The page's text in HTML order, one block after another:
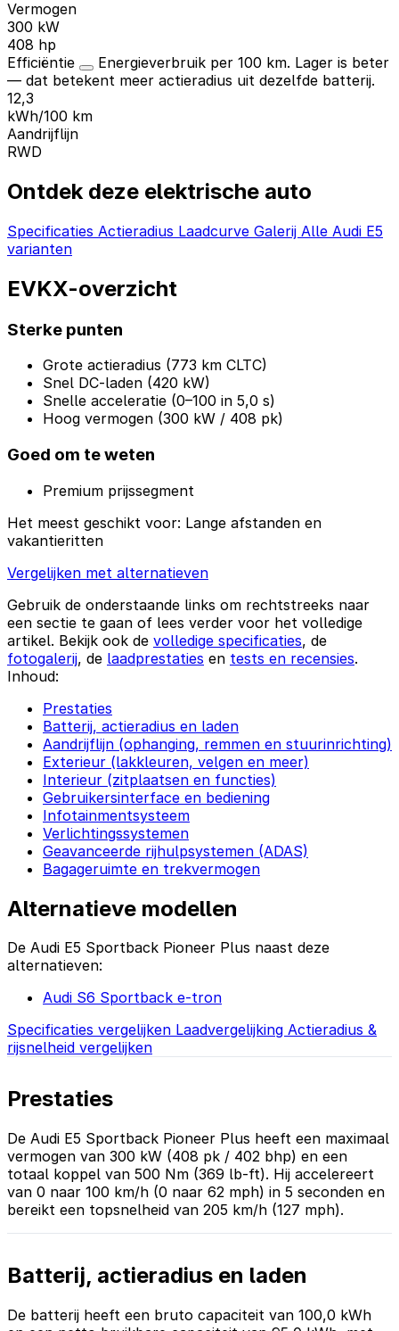
Vermogen
300 kW
408 hp
Efficiëntie
Energieverbruik per 100 km. Lager is beter
— dat betekent meer actieradius uit dezelfde batterij.
12,3
kWh/100 km
Aandrijflijn
RWD
Ontdek deze elektrische auto
Specificaties Actieradius Laadcurve Galerij Alle Audi E5
varianten
EVKX-overzicht
Sterke punten
Grote actieradius (773 km CLTC)
Snel DC-laden (420 kW)
Snelle acceleratie (0–100 in 5,0 s)
Hoog vermogen (300 kW / 408 pk)
Goed om te weten
Premium prijssegment
Het meest geschikt voor: Lange afstanden en
vakantieritten
Vergelijken met alternatieven
Gebruik de onderstaande links om rechtstreeks naar
een sectie te gaan of lees verder voor het volledige
artikel. Bekijk ook de volledige specificaties, de
fotogalerij, de laadprestaties en tests en recensies.
Inhoud:
Prestaties
Batterij, actieradius en laden
Aandrijflijn (ophanging, remmen en stuurinrichting)
Exterieur (lakkleuren, velgen en meer)
Interieur (zitplaatsen en functies)
Gebruikersinterface en bediening
Infotainmentsysteem
Verlichtingssystemen
Geavanceerde rijhulpsystemen (ADAS)
Bagageruimte en trekvermogen
Alternatieve modellen
De Audi E5 Sportback Pioneer Plus naast deze
alternatieven:
Audi S6 Sportback e-tron
Specificaties vergelijken Laadvergelijking Actieradius &
rijsnelheid vergelijken
Prestaties
De Audi E5 Sportback Pioneer Plus heeft een maximaal
vermogen van 300 kW (408 pk / 402 bhp) en een
totaal koppel van 500 Nm (369 lb-ft). Hij accelereert
van 0 naar 100 km/h (0 naar 62 mph) in 5 seconden en
bereikt een topsnelheid van 205 km/h (127 mph).
Batterij, actieradius en laden
De batterij heeft een bruto capaciteit van 100,0 kWh